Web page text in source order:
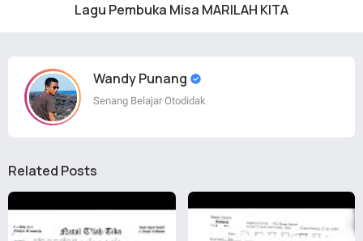
Lagu Pembuka Misa MARILAH KITA
Wandy Punang
Senang Belajar Otodidak
Related Posts